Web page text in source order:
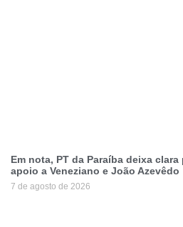
Em nota, PT da Paraíba deixa
apoio a Veneziano e João Azevêdo
7 de agosto de 2026